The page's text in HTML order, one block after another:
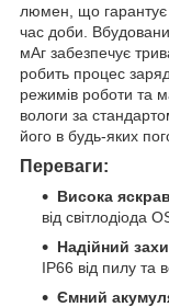
люмен, що гарантує
час доби.
мАг забезпечує
робить процес
режимів роботи та
вологи за
його в будь-яких
Переваги:
Висока
від світлодіода
Надійний
IP66 від пилу та
Ємний